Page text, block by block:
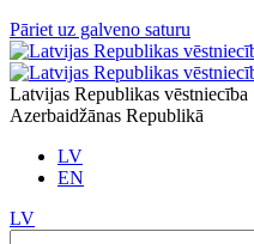
Pāriet uz galveno saturu
Latvijas Republikas vēstniecība
Azerbaidžānas Republikā
LV
EN
LV